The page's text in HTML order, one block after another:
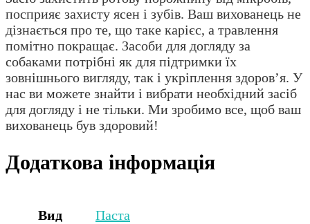
посприяє захисту ясен і зубів. Ваш вихованець не
дізнається про те, що таке карієс, а травлення
помітно покращає. Засоби для догляду за
собаками потрібні як для підтримки їх
зовнішнього вигляду, так і укріплення здоров’я. У
нас ви можете знайти і вибрати необхідний засіб
для догляду і не тільки. Ми зробимо все, щоб ваш
вихованець був здоровий!
Додаткова інформація
Вид Паста